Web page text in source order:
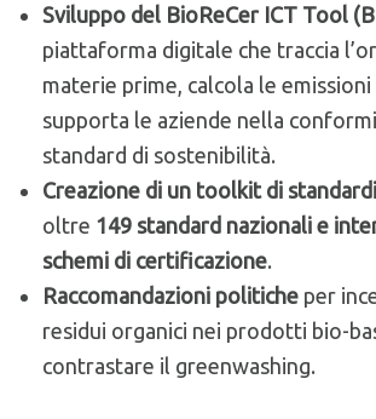
Sviluppo del BioReCer ICT Tool
piattaforma digitale che traccia
materie prime, calcola le emissioni
supporta le aziende nella
standard di sostenibilità.
Creazione di un toolkit di
oltre 149 standard nazionali e
schemi di certificazione.
Raccomandazioni politiche per
residui organici nei prodotti bio-
contrastare il greenwashing.